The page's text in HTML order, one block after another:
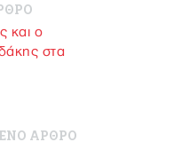
και ο
στα
ΑΡΘΡΟ